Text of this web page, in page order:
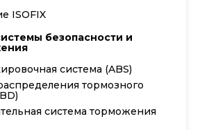
ISOFIX
безопасности и
система (ABS)
тормозного
система торможения